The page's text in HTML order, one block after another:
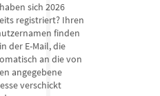
sich 2026
registriert? Ihren
finden
an die von
angegebene